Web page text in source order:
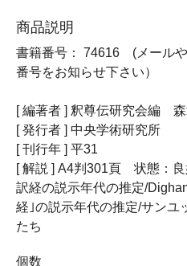
商品説明
書籍番号： 74616 (メール
番号をお知らせ下さい）
[ 編著者 ] 釈尊伝研究会編 森
[ 発行者 ] 中央学術研究所
[ 刊行年 ] 平31
[ 解説 ] A4判301頁 状態：
訳経の説示年代の推定/
経｣の説示年代の推定/サンユ
たち
個数